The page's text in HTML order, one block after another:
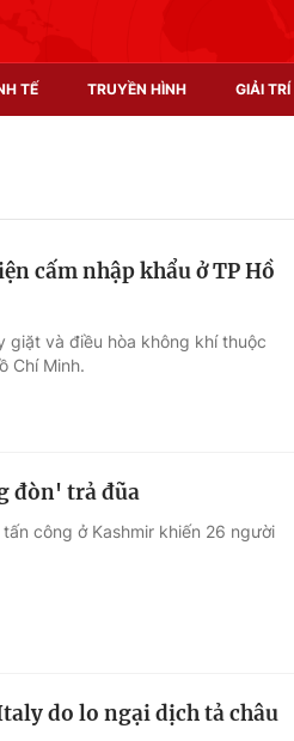
TẾ TRUYỀN HÌNH GIẢI TRÍ
Hậu trường
Tuyển sinh
cấm nhập khẩu ở TP Hồ
giặt và điều hòa không khí thuộc
Chí Minh.
đòn' trả đũa
công ở Kashmir khiến 26 người
do lo ngại dịch tả châu